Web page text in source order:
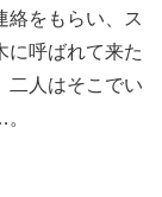
絡をもらい、ス
に呼ばれて来た
二人はそこでい